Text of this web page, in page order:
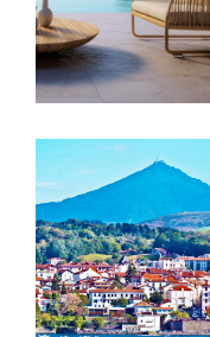
de l'estimation
commercialisation
œuvre une
adaptée pour
d'un large réseau
Grâce à notre
marketing
votre bien
pour être vendu
prix. Parcourez